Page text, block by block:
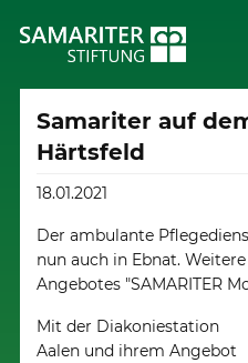
Samariter auf
Härtsfeld
18.01.2021
Der ambulante
nun auch in Ebnat.
Angebotes "SAMARITER
Mit der Diakoniestation
Aalen und ihrem Angebot